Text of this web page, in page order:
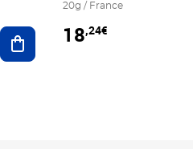
Ajouter au panier
20g / France
18,24€